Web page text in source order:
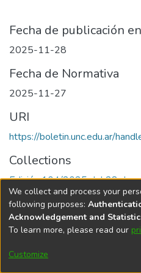
Fecha de publicación
2025-11-28
Fecha de Normativa
2025-11-27
URI
https://boletin.unc.edu.ar/
Collections
Edición 104/2025 del 28 de
Universidad
We collect and process your
following purposes:
Acknowledgement and
To learn more, please read our
Customize